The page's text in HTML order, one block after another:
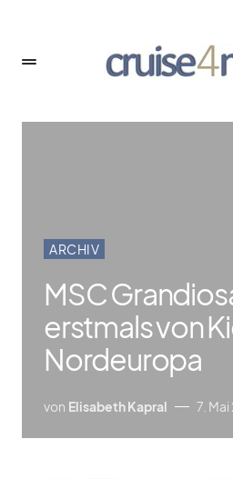
ARCHIV
MSC
erstmals von
Nordeuropa
von Elisabeth Kapral 7.